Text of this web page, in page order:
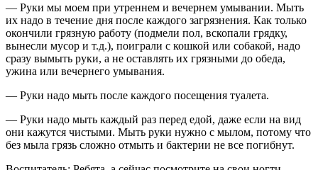
— Руки мы моем при утреннем и вечернем умывании. Мыть
их надо в течение дня после каждого загрязнения. Как только
окончили грязную работу (подмели пол, вскопали грядку,
вынесли мусор и т.д.), поиграли с кошкой или собакой, надо
сразу вымыть руки, а не оставлять их грязными до обеда,
ужина или вечернего умывания.
— Руки надо мыть после каждого посещения туалета.
— Руки надо мыть каждый раз перед едой, даже если на вид
они кажутся чистыми. Мыть руки нужно с мылом, потому что
без мыла грязь сложно отмыть и бактерии не все погибнут.